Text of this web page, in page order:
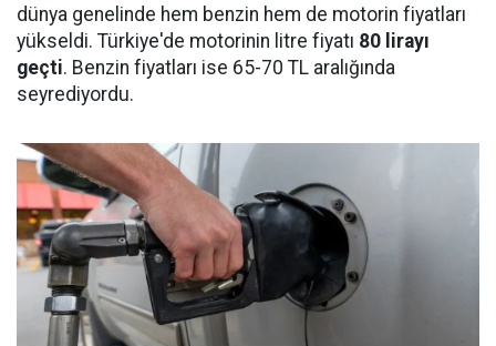
dünya genelinde hem benzin hem de motorin fiyatları
yükseldi. Türkiye'de motorinin litre fiyatı 80 lirayı
geçti. Benzin fiyatları ise 65-70 TL aralığında
seyrediyordu.